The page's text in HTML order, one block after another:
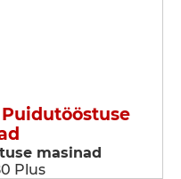
masinad
Plus